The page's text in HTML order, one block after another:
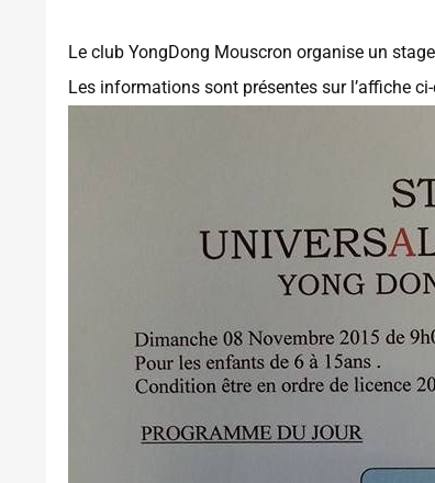
Le club YongDong Mouscron organise un
Les informations sont présentes sur l’affiche